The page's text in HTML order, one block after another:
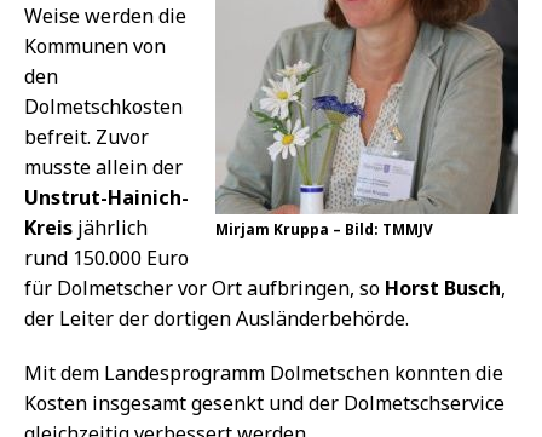
Mirjam Kruppa – Bild: TMMJV
Weise werden die
Kommunen von
den
Dolmetschkosten
befreit. Zuvor
musste allein der
Unstrut-Hainich-
Kreis jährlich
rund 150.000 Euro
für Dolmetscher vor Ort aufbringen, so Horst Busch,
der Leiter der dortigen Ausländerbehörde.
Mit dem Landesprogramm Dolmetschen konnten die
Kosten insgesamt gesenkt und der Dolmetschservice